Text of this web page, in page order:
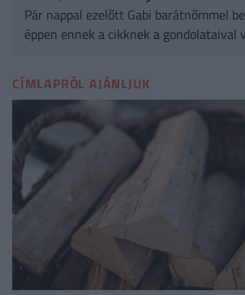
Pár nappal ezelőtt Gabi barátnőmmel
éppen ennek a cikknek a gondolataival
CÍMLAPRÓL AJÁNLJUK